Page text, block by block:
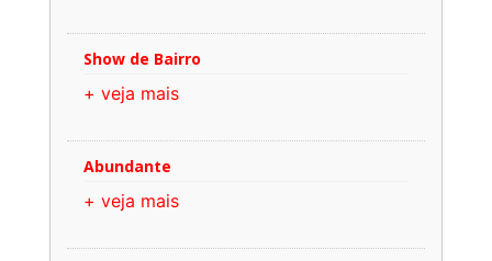
Show de Bairro
+ veja mais
Abundante
+ veja mais